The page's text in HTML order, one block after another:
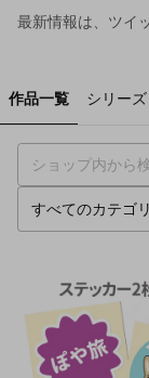
最新情報は、ツイ
作品一覧 シリーズ